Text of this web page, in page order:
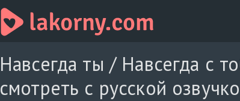
Навсегда ты / Навсегда с
смотреть с русской